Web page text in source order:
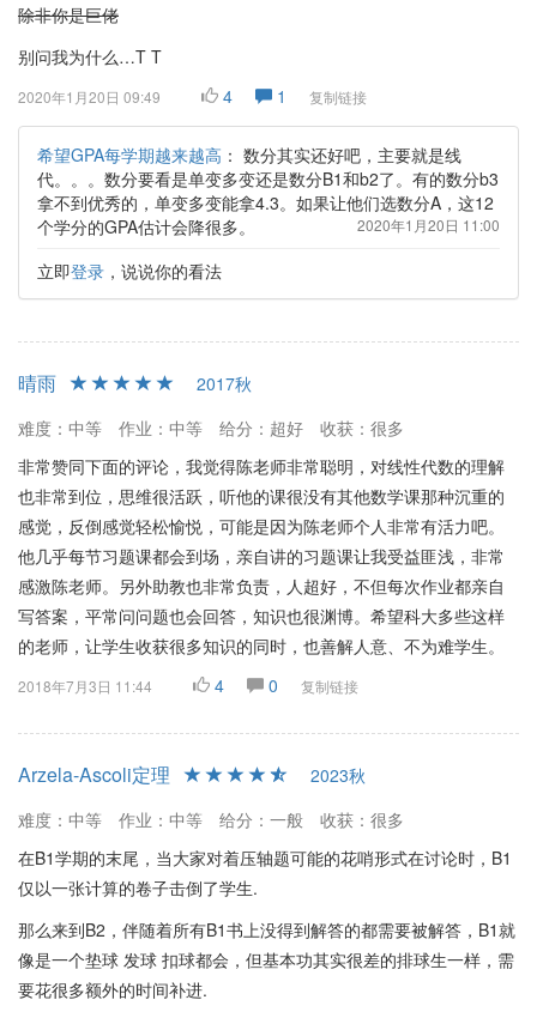
除非你是巨佬
别问我为什么…T T
2020年1月20日 09:49 4 1 复制链接
希望GPA每学期越来越高 ： 数分其实还好吧，主要就是线
代。。。数分要看是单变多变还是数分B1和b2了。有的数分b3
拿不到优秀的，单变多变能拿4.3。如果让他们选数分A，这12
个学分的GPA估计会降很多。
2020年1月20日 11:00
立即登录 ，说说你的看法
晴雨
2017秋
难度：中等
作业：中等 给分：超好
收获：很多
非常赞同下面的评论，我觉得陈老师非常聪明，对线性代数的理解
也非常到位，思维很活跃，听他的课很没有其他数学课那种沉重的
感觉，反倒感觉轻松愉悦，可能是因为陈老师个人非常有活力吧。
他几乎每节习题课都会到场，亲自讲的习题课让我受益匪浅，非常
感激陈老师。另外助教也非常负责，人超好，不但每次作业都亲自
写答案，平常问问题也会回答，知识也很渊博。希望科大多些这样
的老师，让学生收获很多知识的同时，也善解人意、不为难学生。
2018年7月3日 11:44 4 0 复制链接
Arzela-Ascoli定理
2023秋
难度：中等
作业：中等 给分：一般
收获：很多
在B1学期的末尾，当大家对着压轴题可能的花哨形式在讨论时，B1
仅以一张计算的卷子击倒了学生.
那么来到B2，伴随着所有B1书上没得到解答的都需要被解答，B1就
像是一个垫球 发球 扣球都会，但基本功其实很差的排球生一样，需
要花很多额外的时间补进.